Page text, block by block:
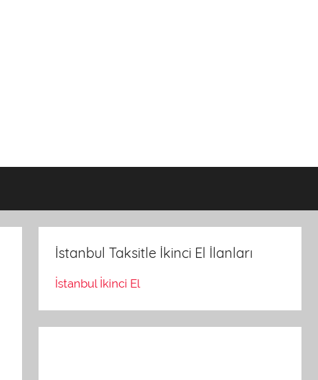
İstanbul Taksitle İkinci El İlanları
İstanbul İkinci El